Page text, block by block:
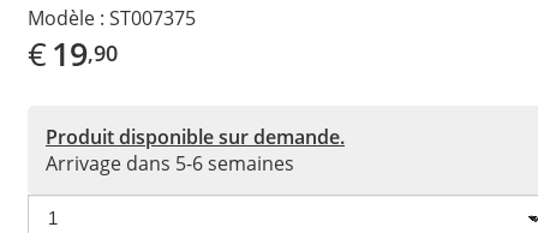
Modèle : ST007375
€19,90
Produit disponible sur demande.
Arrivage dans 5-6 semaines